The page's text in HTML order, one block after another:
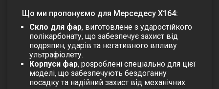
Що ми пропонуємо для Мерседесу Х164:
Скло для фар, виготовлене з ударостійкого
полікарбонату, що забезпечує захист від
подряпин, ударів та негативного впливу
ультрафіолету.
Корпуси фар, розроблені спеціально для цієї
моделі, що забезпечують бездоганну
посадку та надійний захист від механічних